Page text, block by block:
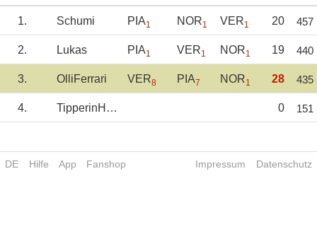
1. Schumi PIA1 NOR1 VER1 20 457
2. Lukas PIA1 VER1 NOR1 19 440
3. OlliFerrari VER8 PIA7 NOR1 28 435
4. TipperinHannah 0 151
DE Hilfe App Fanshop Impressum Datenschutz